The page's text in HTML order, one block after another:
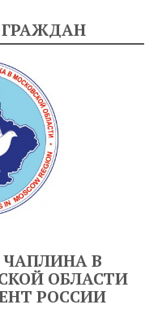
В
ОБЛАСТИ
РОССИИ